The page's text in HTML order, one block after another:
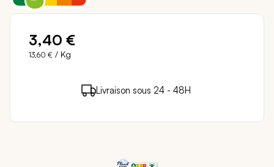
3,40 €
13,60 € / Kg
3 points de fidélité ( 0,06 € )
en achetant ce
Livraison sous 24 - 48H
Paiement sécurisé